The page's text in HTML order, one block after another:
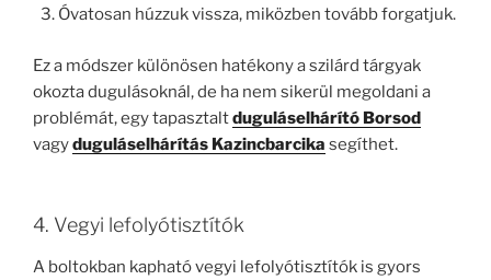
Óvatosan húzzuk vissza, miközben tovább forgatjuk.
Ez a módszer különösen hatékony a szilárd tárgyak
okozta dugulásoknál, de ha nem sikerül megoldani a
problémát, egy tapasztaltduguláselhárító Borsod
vagyduguláselhárítás Kazincbarcika segíthet.
4. Vegyi lefolyótisztítók
A boltokban kapható vegyi lefolyótisztítók is gyors